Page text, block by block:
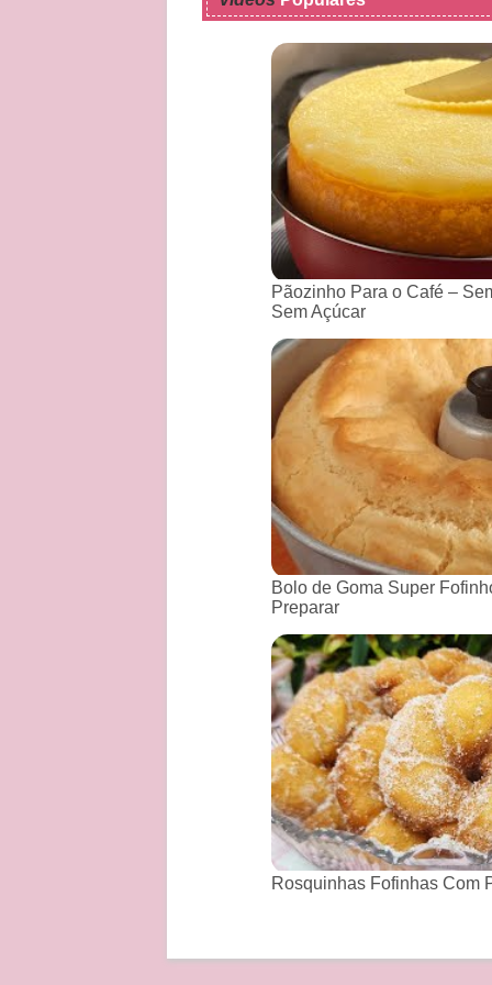
Pãozinho Para o Café –
Sem Açúcar
Bolo de Goma Super
Preparar
Rosquinhas Fofinhas Com